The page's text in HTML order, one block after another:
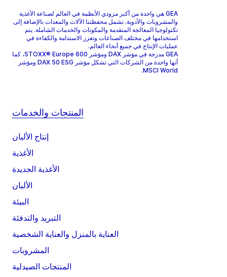
GEA هي واحدة من أكبر مزودي الأنظمة في العالم لصناعة الأغذية
والمشروبات والأدوية. تشمل محفظتنا الآلات والمعدات بالإضافة إلى
تكنولوجيا المعالجة المتقدمة والمكونات والخدمات الشاملة. يتم
استخدامها في مختلف الصناعات وتعزز الاستدامة والكفاءة في
عمليات الإنتاج في جميع أنحاء العالم.
GEA مدرجة في مؤشر DAX ومؤشر STOXX® Europe 600، كما
أنها واحدة من الشركات التي تشكل مؤشر DAX 50 ESG ومؤشر
MSCI World.
المنتجات والخدمات
إنتاج الألبان
الأغذية
الأغذية الجديدة
الألبان
البيئة
التبريد والتدفئة
العناية بالمنزل والعناية الشخصية
المشروبات
المنتجات الصيدلية